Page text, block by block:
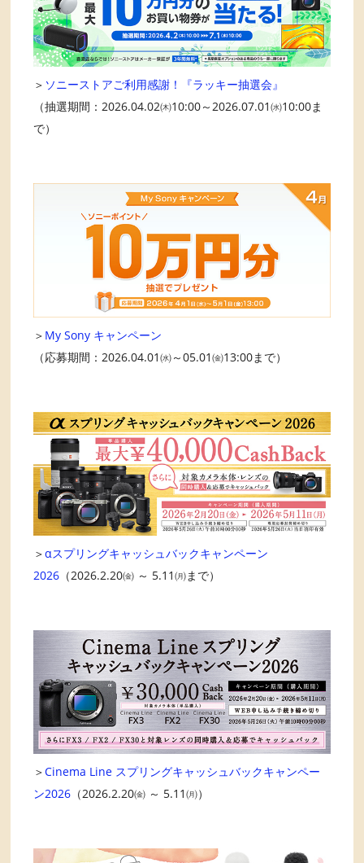
＞ ソニーストアご利用感謝！『ラッキー抽選会』
（抽選期間：2026.04.02㈭10:00～2026.07.01㈬10:00ま
で）
＞ My Sony キャンペーン
（応募期間：2026.04.01㈬～05.01㈮13:00まで）
＞αスプリングキャッシュバックキャンペーン
2026 （2026.2.20㈮ ～ 5.11㈪まで）
＞Cinema Line スプリングキャッシュバックキャンペー
ン2026 （2026.2.20㈮ ～ 5.11㈪）